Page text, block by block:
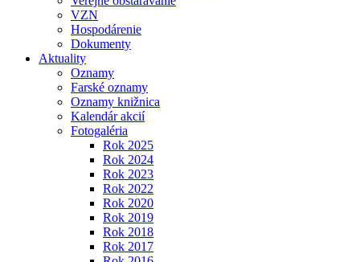
VZN
Hospodárenie
Dokumenty
Aktuality
Oznamy
Farské oznamy
Oznamy knižnica
Kalendár akcií
Fotogaléria
Rok 2025
Rok 2024
Rok 2023
Rok 2022
Rok 2020
Rok 2019
Rok 2018
Rok 2017